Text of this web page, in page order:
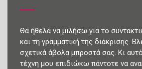
Θα ήθελα να μιλήσω για το
και τη γραμματική της διάκρισης.
σχετικά άβολα μπροστά σας. Κι αυτό
τέχνη μου επιδιώκω πάντοτε να